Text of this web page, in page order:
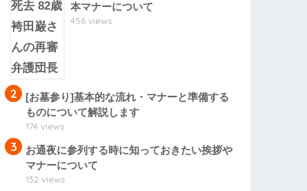
本マナーについて
456 views
2
[お墓参り]基本的な流れ・マナーと準備する
ものについて解説します
174 views
3
お通夜に参列する時に知っておきたい挨拶や
マナーについて
132 views